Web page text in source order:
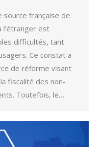
source française de
est
difficultés, tant
Ce constat a
de réforme visant
fiscalité des non-
Toutefois, le…